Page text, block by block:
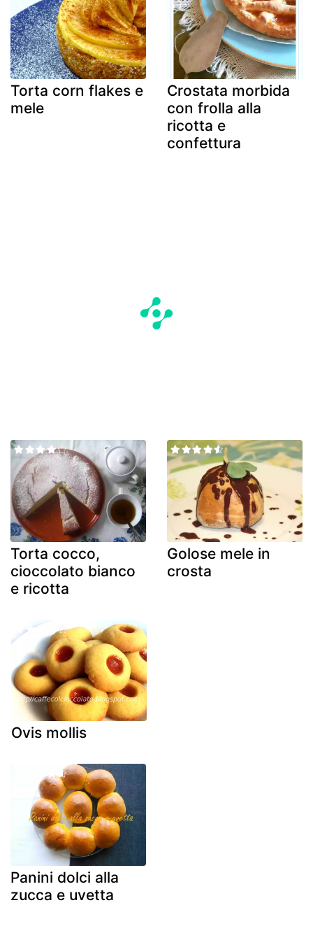
Torta corn flakes e
mele
Crostata morbida
con frolla alla
ricotta e
confettura
Torta cocco,
cioccolato bianco
e ricotta
Golose mele in
crosta
Ovis mollis
Panini dolci alla
zucca e uvetta